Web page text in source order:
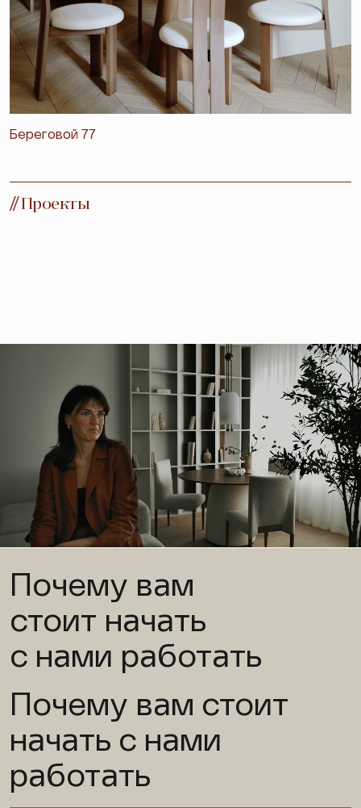
Береговой 77
// Проекты
Почему вам
стоит начать
с нами работать
Почему вам стоит
начать с нами
работать